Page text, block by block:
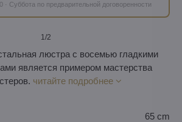
Суббота по предварительной договоренности
1/2
люстра с восемью гладкими
является примером мастерства
читайте подробнее
65 cm